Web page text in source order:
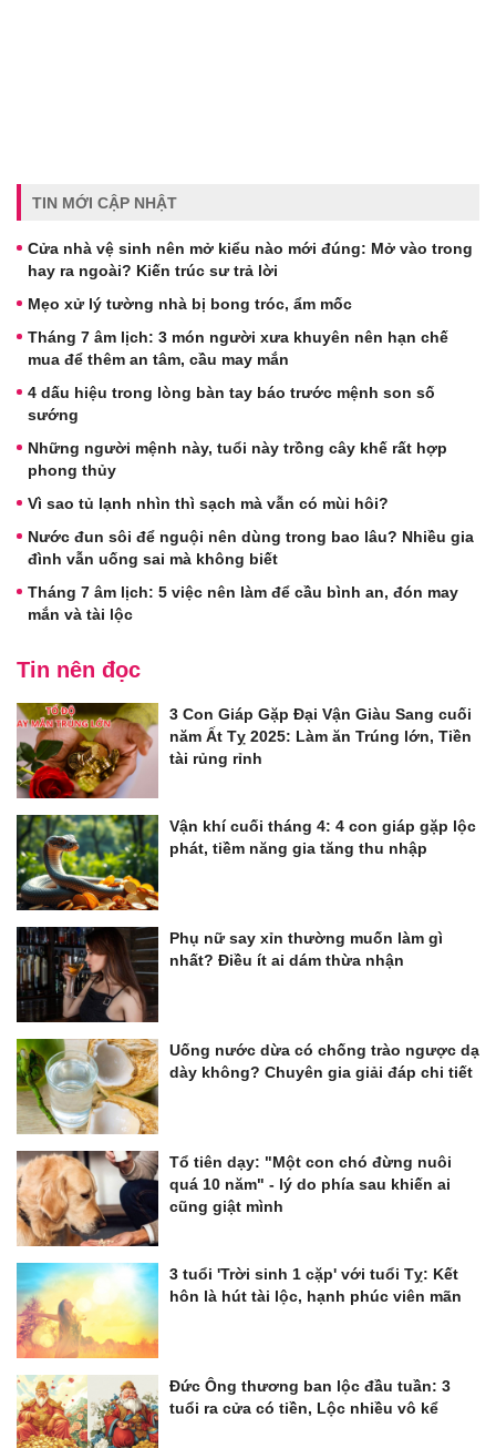
TIN MỚI CẬP NHẬT
Cửa nhà vệ sinh nên mở kiểu nào mới đúng: Mở vào trong
hay ra ngoài? Kiến trúc sư trả lời
Mẹo xử lý tường nhà bị bong tróc, ẩm mốc
Tháng 7 âm lịch: 3 món người xưa khuyên nên hạn chế
mua để thêm an tâm, cầu may mắn
4 dấu hiệu trong lòng bàn tay báo trước mệnh son số
sướng
Những người mệnh này, tuổi này trồng cây khế rất hợp
phong thủy
Vì sao tủ lạnh nhìn thì sạch mà vẫn có mùi hôi?
Nước đun sôi để nguội nên dùng trong bao lâu? Nhiều gia
đình vẫn uống sai mà không biết
Tháng 7 âm lịch: 5 việc nên làm để cầu bình an, đón may
mắn và tài lộc
Tin nên đọc
3 Con Giáp Gặp Đại Vận Giàu Sang cuối
năm Ất Tỵ 2025: Làm ăn Trúng lớn, Tiền
tài rủng rỉnh
Vận khí cuối tháng 4: 4 con giáp gặp lộc
phát, tiềm năng gia tăng thu nhập
Phụ nữ say xỉn thường muốn làm gì
nhất? Điều ít ai dám thừa nhận
Uống nước dừa có chống trào ngược dạ
dày không? Chuyên gia giải đáp chi tiết
Tổ tiên dạy: "Một con chó đừng nuôi
quá 10 năm" - lý do phía sau khiến ai
cũng giật mình
3 tuổi 'Trời sinh 1 cặp' với tuổi Tỵ: Kết
hôn là hút tài lộc, hạnh phúc viên mãn
Đức Ông thương ban lộc đầu tuần: 3
tuổi ra cửa có tiền, Lộc nhiều vô kể